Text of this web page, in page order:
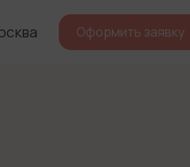
Оформить заявку